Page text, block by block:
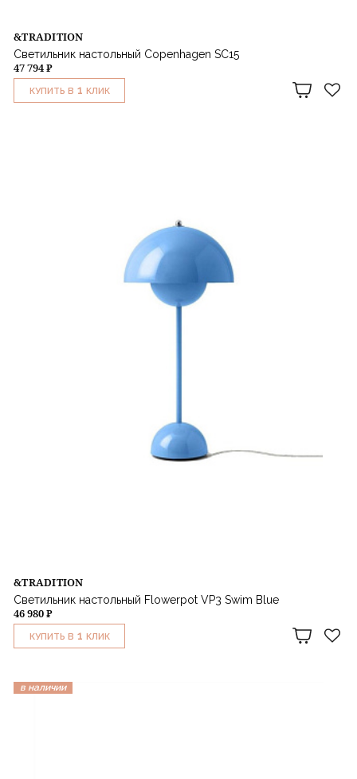
&TRADITION
Светильник настольный Copenhagen SC15
47 794 ₽
КУПИТЬ В 1 КЛИК
&TRADITION
Светильник настольный Flowerpot VP3 Swim Blue
46 980 ₽
КУПИТЬ В 1 КЛИК
в наличии